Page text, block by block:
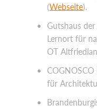
(Webseite).
Gutshaus
Lernort für
OT
für